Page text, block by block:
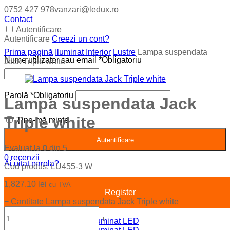
0752 427 978vanzari@ledux.ro
Contact
Autentificare
Autentificare Creezi un cont?
Nume utilizator sau email *Obligatoriu
Parolă *Obligatoriu
Ține-mă minte
Autentificare
Ai uitat parola?
Register
Prima pagină Iluminat Interior Lustre Lampa suspendata
Jack Triple white
Lampa suspendata Jack
Triple white
Evaluat la0din 5
0 recenzii
Cod produs: LU455-3 W
1,827.10 lei cu TVA
− Cantitate Lampa suspendata Jack Triple white
+